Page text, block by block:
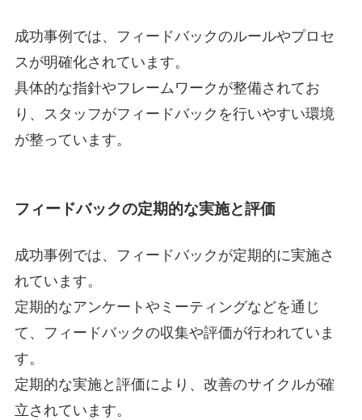
成功事例では、フィードバックのルールやプロセ
スが明確化されています。
具体的な指針やフレームワークが整備されてお
り、スタッフがフィードバックを行いやすい環境
が整っています。
フィードバックの定期的な実施と評価
成功事例では、フィードバックが定期的に実施さ
れています。
定期的なアンケートやミーティングなどを通じ
て、フィードバックの収集や評価が行われていま
す。
定期的な実施と評価により、改善のサイクルが確
立されています。